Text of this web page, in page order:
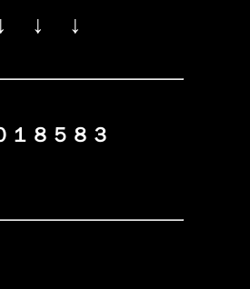
↓ ↓
１８５８３